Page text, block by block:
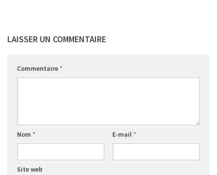
LAISSER UN COMMENTAIRE
Commentaire*
Nom * E-mail*
Site web